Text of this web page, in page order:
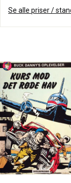
Se alle priser /